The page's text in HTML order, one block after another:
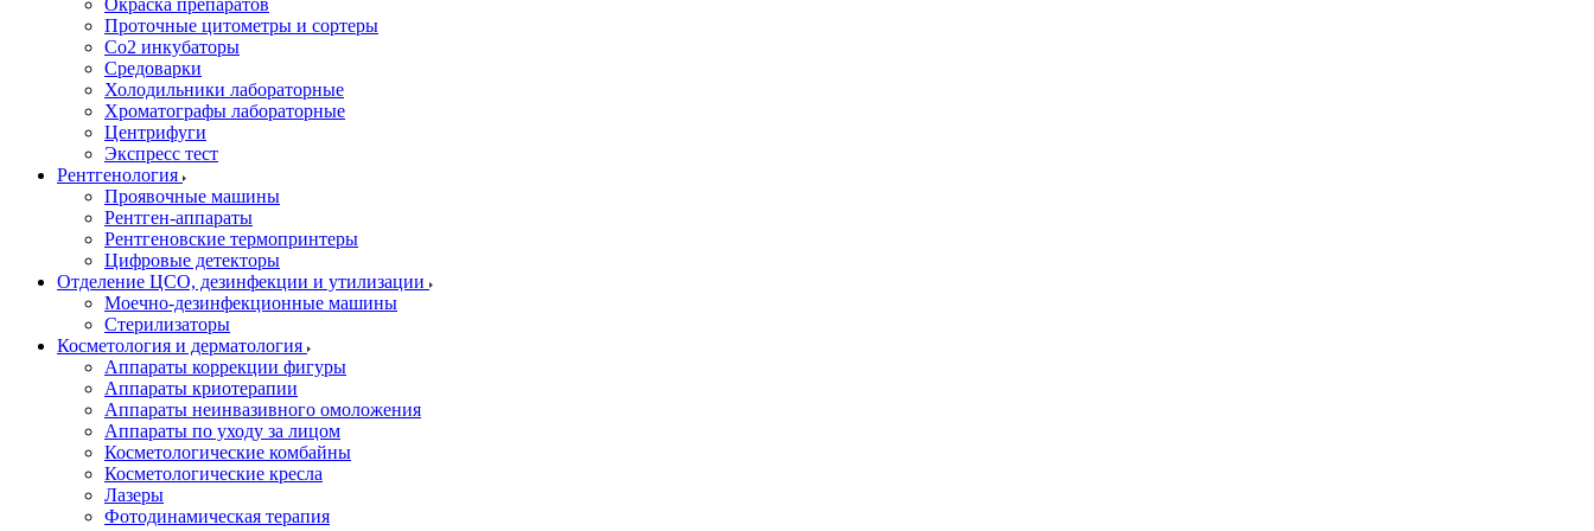
Окраска препаратов
Проточные цитометры и сортеры
Со2 инкубаторы
Средоварки
Холодильники лабораторные
Хроматографы лабораторные
Центрифуги
Экспресс тест
Рентгенология
Проявочные машины
Рентген-аппараты
Рентгеновские термопринтеры
Цифровые детекторы
Отделение ЦСО, дезинфекции и утилизации
Моечно-дезинфекционные машины
Стерилизаторы
Косметология и дерматология
Аппараты коррекции фигуры
Аппараты криотерапии
Аппараты неинвазивного омоложения
Аппараты по уходу за лицом
Косметологические комбайны
Косметологические кресла
Лазеры
Фотодинамическая терапия